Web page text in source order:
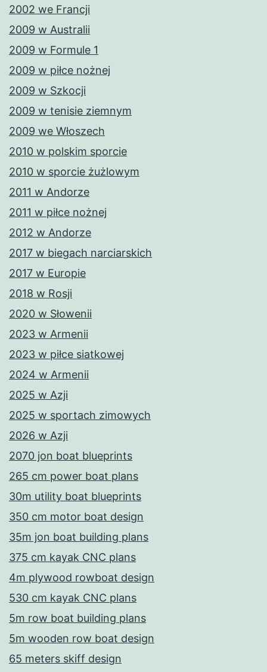
2002 we Francji
2009 w Australii
2009 w Formule 1
2009 w piłce nożnej
2009 w Szkocji
2009 w tenisie ziemnym
2009 we Włoszech
2010 w polskim sporcie
2010 w sporcie żużlowym
2011 w Andorze
2011 w piłce nożnej
2012 w Andorze
2017 w biegach narciarskich
2017 w Europie
2018 w Rosji
2020 w Słowenii
2023 w Armenii
2023 w piłce siatkowej
2024 w Armenii
2025 w Azji
2025 w sportach zimowych
2026 w Azji
2070 jon boat blueprints
265 cm power boat plans
30m utility boat blueprints
350 cm motor boat design
35m jon boat building plans
375 cm kayak CNC plans
4m plywood rowboat design
530 cm kayak CNC plans
5m row boat building plans
5m wooden row boat design
65 meters skiff design